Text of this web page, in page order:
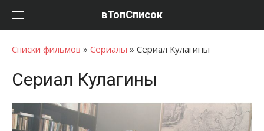
вТопСписок
Списки фильмов » Сериалы » Сериал Кулагины
Сериал Кулагины